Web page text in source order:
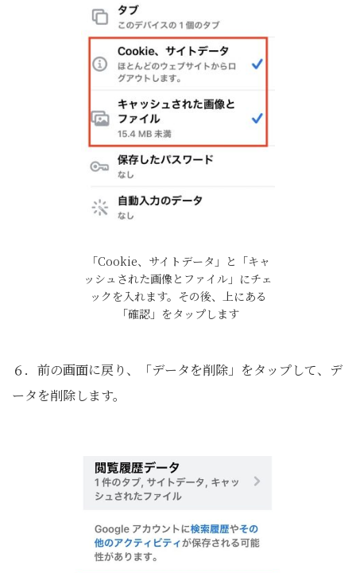
「Cookie、サイトデータ」と「キャ
ッシュされた画像とファイル」にチェ
ックを入れます。その後、上にある
「確認」をタップします
６．前の画面に戻り、「データを削除」をタップして、デ
ータを削除します。